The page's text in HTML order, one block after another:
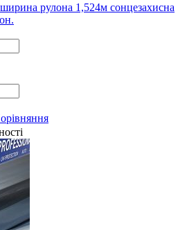
рулона 1,524м сонцезахисна